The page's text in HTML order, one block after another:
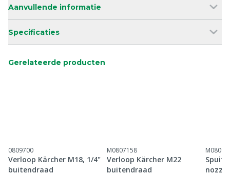
Aanvullende informatie
Specificaties
Gerelateerde producten
0809700
Verloop Kärcher M18, 1/4"
buitendraad
M0807158
Verloop Kärcher M22
buitendraad